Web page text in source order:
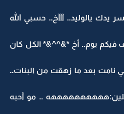
يدك يالوليد.. آآآخ.. حسبي الله
فيكم يوم.. أخ *&^^&* الكل كان
نامت بعد ما زهقت من البنات..
ليلين:ههههههههههه .. مو أحبه